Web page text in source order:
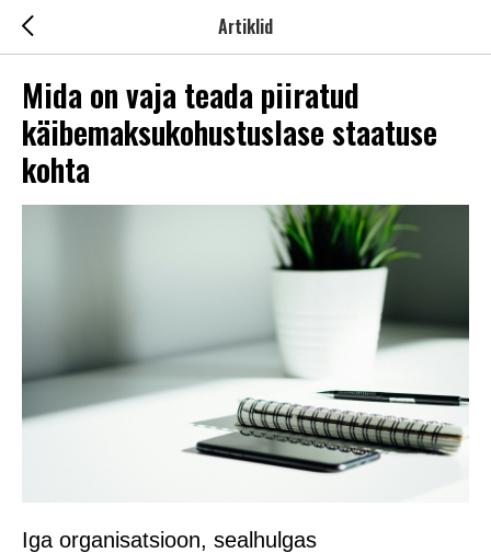
Artiklid
Mida on vaja teada piiratud
käibemaksukohustuslase staatuse
kohta
Iga organisatsioon, sealhulgas